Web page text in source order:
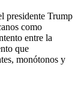
presidente Trump
como
entre la
que
monótonos y